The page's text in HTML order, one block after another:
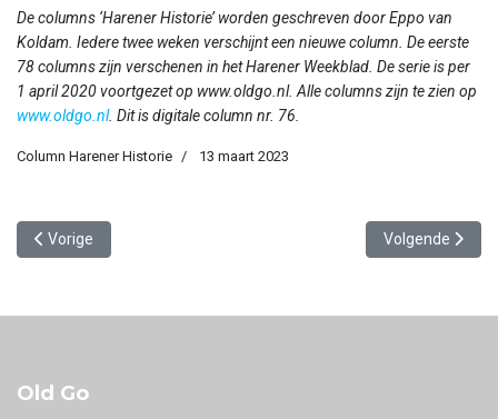
De columns ‘Harener Historie’ worden geschreven door Eppo van
Koldam. Iedere twee weken verschijnt een nieuwe column. De eerste
78 columns zijn verschenen in het Harener Weekblad. De serie is per
1 april 2020 voortgezet op www.oldgo.nl. Alle columns zijn te zien op
www.oldgo.nl. Dit is digitale column nr. 76.
Column Harener Historie 13 maart 2023
Vorig artikel: Onderduikster Erna de Jonge
Vorige Volgende
Volgende
Old Go